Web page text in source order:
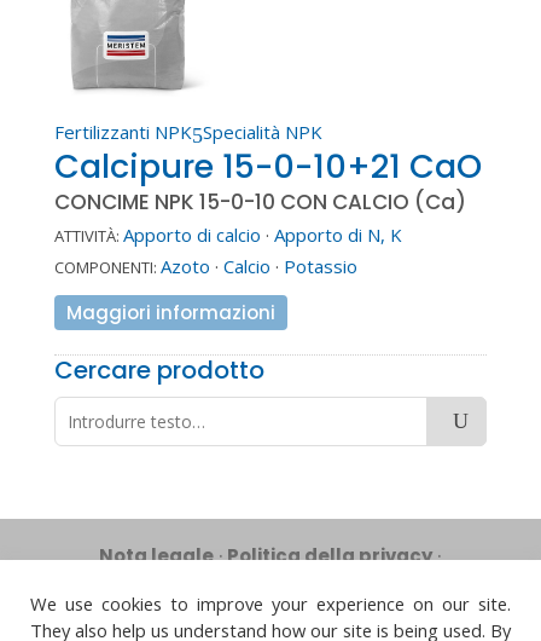
Fertilizzanti NPK5Specialità NPK
Calcipure 15-0-10+21 CaO
CONCIME NPK 15-0-10 CON CALCIO (Ca)
ATTIVITÀ: Apporto di calcio · Apporto di N, K
COMPONENTI: Azoto · Calcio · Potassio
Maggiori informazioni
Cercare prodotto
Nota legale·Politica della privacy·
   
We use cookies to improve your experience on our site.
They also help us understand how our site is being used. By